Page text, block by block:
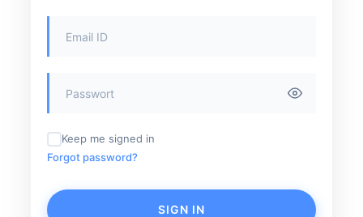
Keep me signed in
Forgot password?
SIGN IN